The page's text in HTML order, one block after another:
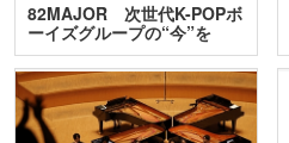
82MAJOR 次世代K-POPボ
ーイズグループの“今”を
訊…